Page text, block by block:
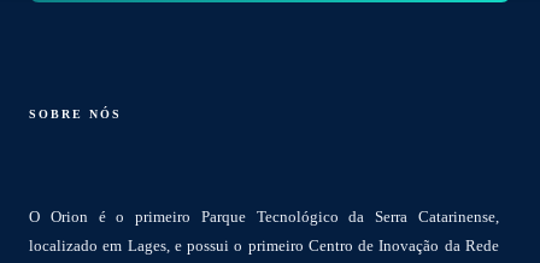
SOBRE NÓS
O Orion é o primeiro Parque Tecnológico da Serra Catarinense,
localizado em Lages, e possui o primeiro Centro de Inovação da Rede